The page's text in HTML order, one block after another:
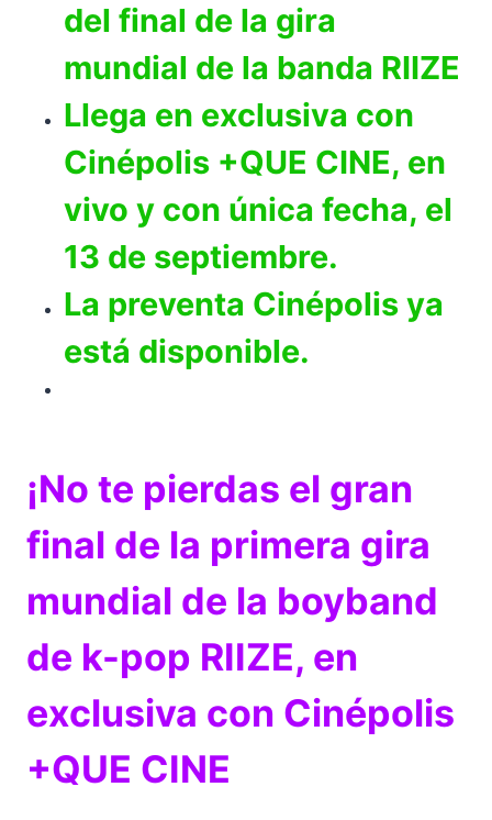
del final de la gira
mundial de la banda RIIZE
Llega en exclusiva con
Cinépolis +QUE CINE, en
vivo y con única fecha, el
13 de septiembre.
La preventa Cinépolis ya
está disponible.
¡No te pierdas el gran
final de la primera gira
mundial de la boyband
de k-pop RIIZE, en
exclusiva con Cinépolis
+QUE CINE